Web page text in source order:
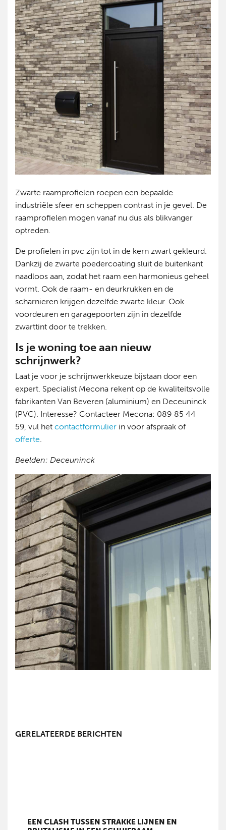
Zwarte raamprofielen roepen een bepaalde
industriële sfeer en scheppen contrast in je gevel. De
raamprofielen mogen vanaf nu dus als blikvanger
optreden.
De profielen in pvc zijn tot in de kern zwart gekleurd.
Dankzij de zwarte poedercoating sluit de buitenkant
naadloos aan, zodat het raam een harmonieus geheel
vormt. Ook de raam- en deurkrukken en de
scharnieren krijgen dezelfde zwarte kleur. Ook
voordeuren en garagepoorten zijn in dezelfde
zwarttint door te trekken.
Is je woning toe aan nieuw
schrijnwerk?
Laat je voor je schrijnwerkkeuze bijstaan door een
expert. Specialist Mecona rekent op de kwaliteitsvolle
fabrikanten Van Beveren (aluminium) en Deceuninck
(PVC). Interesse? Contacteer Mecona: 089 85 44
59, vul het contactformulier in voor afspraak of
offerte
Beelden: Deceuninck
GERELATEERDE BERICHTEN
EEN CLASH TUSSEN STRAKKE LIJNEN EN